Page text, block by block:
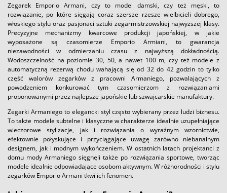
Zegarek Emporio Armani, czy to model damski, czy też męski, to
rozwiązanie, po które sięgają coraz szersze rzesze wielbicieli dobrego,
włoskiego stylu oraz pasjonaci sztuki zegarmistrzowskiej najwyższej klasy.
Precyzyjne mechanizmy kwarcowe produkcji japońskiej, w jakie
wyposażone są czasomierze Emporio Armiani, to gwarancja
niezawodności w odmierzaniu czasu z najwyższą dokładnością.
Wodoszczelność na poziomie 30, 50, a nawet 100 m, czy też modele z
automatyczną rezerwą chodu wahającą się od 32 do 42 godzin to tylko
część walorów zegarków z pracowni Armaniego, pozwalających z
powodzeniem konkurować tym czasomierzom z rozwiązaniami
proponowanymi przez najlepsze japońskie lub szwajcarskie manufaktury.
Zegarki Armaniego to elegancki styl często wybierany przez ludzi biznesu.
To także modele subtelne i klasyczne w charakterze idealnie uzupełniające
wieczorowe stylizacje, jak i rozwiązania o wyraźnym wzornictwie,
efektownie połyskujące i przyciągające uwagę zarówno niebanalnym
designem, jak i modnym wykończeniem. W ostatnich latach projektanci z
domu mody Armaniego sięgnęli także po rozwiązania sportowe, tworząc
modele idealnie odpowiadające osobom aktywnym. W różnorodności i stylu
zegarków Emporio Armani tkwi ich fenomen.